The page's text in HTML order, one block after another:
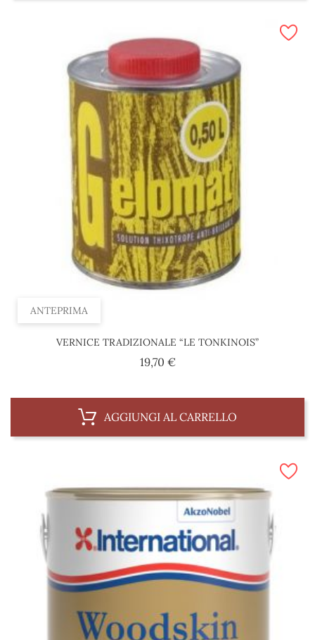
ANTEPRIMA
VERNICE TRADIZIONALE “LE TONKINOIS”
19,70 €Prezzo
AGGIUNGI AL CARRELLO